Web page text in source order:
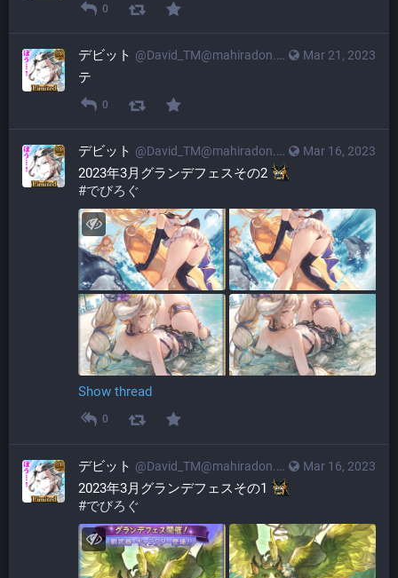
0
Mar 21, 2023
デビット @David_TM@mahiradon.com
テ
0
Mar 16, 2023
デビット @David_TM@mahiradon.com
2023年3月グランデフェスその2
#でびろぐ
Show thread
0
Mar 16, 2023
デビット @David_TM@mahiradon.com
2023年3月グランデフェスその1
#でびろぐ